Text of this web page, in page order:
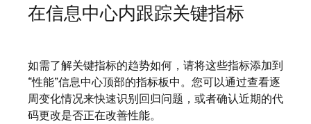
在信息中心内跟踪关键指标
如需了解关键指标的趋势如何，请将这些指标添加到
“性能”信息中心顶部的指标板中。您可以通过查看逐
周变化情况来快速识别回归问题，或者确认近期的代
码更改是否正在改善性能。